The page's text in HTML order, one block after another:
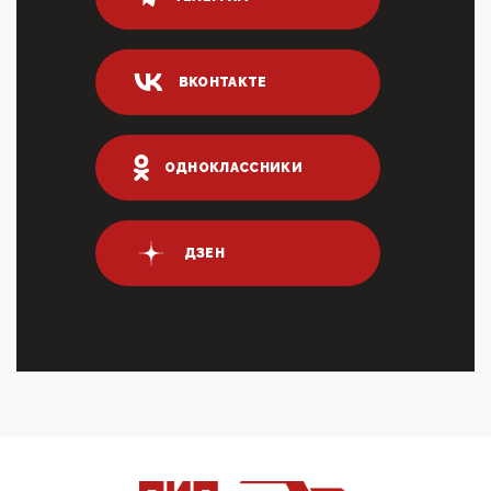
80% сирийцев в ФРГ должны вернуться на родину.
04:47, 10 Апреля 2026
ИНН для переводов по СБП это первый шаг из
логических двухЗаполнение ИНН при любых
переводах по ...
03:35, 10 Апреля 2026
Суммарное вознаграждение менеджменту в 15
крупных банках по итогам 2025 года превысило 63
03:01, 10 Апреля 2026
Террорист и убийца Буданов вальяжно сообщил,
что союзники просили Киев не наносить удары по
входМошенники активно пользуются аккаунтами на
ВКОНТАКТЕ
ОДНОКЛАССНИКИ
ДЗЕН